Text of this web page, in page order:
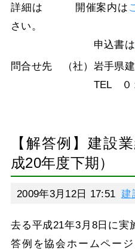
詳細は 開催案内は
さい。
申込書は
問合せ先 （社）岩手県
TEL ０１９－
【解答例】建設
成20年度下期）
2009年3月12日 17:51 建
去る平成21年3月8日に実
答例を協会ホームペー